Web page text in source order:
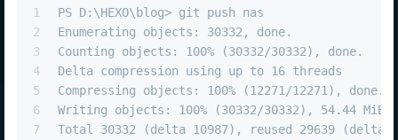
1
2
3
4
5
6
PS D:\HEXO\blog> git push nas
Enumerating objects: 30332, done.
Counting objects: 100% (30332/30332), done.
Delta compression using up to 16 threads
Compressing objects: 100% (12271/12271), done.
Writing objects: 100% (30332/30332), 54.44 MiB